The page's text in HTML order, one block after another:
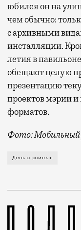
юбилея он на
чем обычно:
с архивными
инсталляции.
летия в
обещают целую
презентацию
проектов мэрии
форматов.
Фото: Мобильный
Это каска в
День строителя